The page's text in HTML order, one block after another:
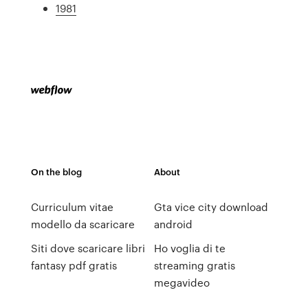
1981
On the blog
Curriculum vitae
modello da scaricare
Siti dove scaricare libri
fantasy pdf gratis
About
Gta vice city download
android
Ho voglia di te
streaming gratis
megavideo